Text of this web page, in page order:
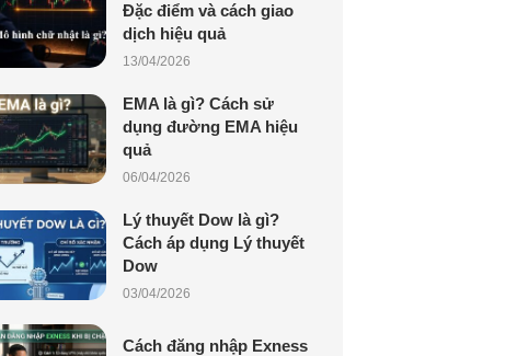
Đặc điểm và cách giao
dịch hiệu quả
13/04/2026
EMA là gì? Cách sử
dụng đường EMA hiệu
quả
06/04/2026
Lý thuyết Dow là gì?
Cách áp dụng Lý thuyết
Dow
03/04/2026
Cách đăng nhập Exness